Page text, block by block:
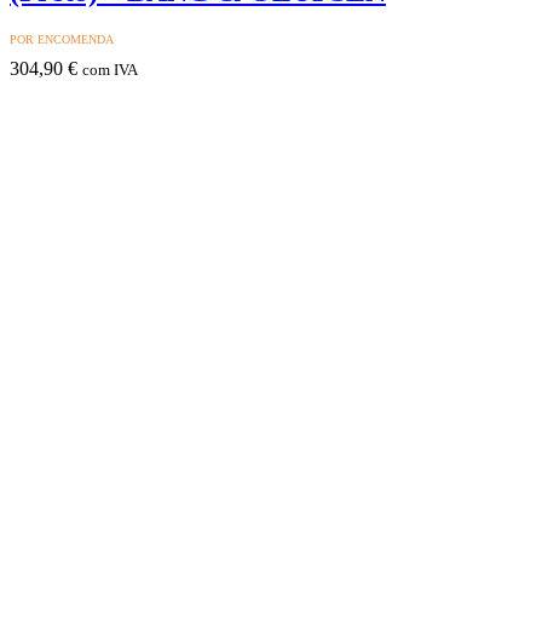
POR ENCOMENDA
304,90 € com IVA